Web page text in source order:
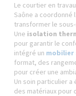
Le courtier en
Saône a coordonné
transformer le
Une isolation
pour garantir le
intégré un mobilier
format, des
pour créer une
Un soin particulier
des matériaux pour